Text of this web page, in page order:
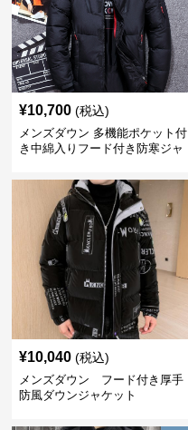
¥10,700 (税込)
メンズダウン 多機能ポケット付
き中綿入りフード付き防寒ジャ
¥10,040 (税込)
メンズダウン フード付き厚手
防風ダウンジャケット